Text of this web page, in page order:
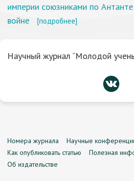
империи союзниками по
войне
[подробнее]
Научный журнал “Молодой
Номера журнала Научные
Как опубликовать статью
Полезная
Об издательстве